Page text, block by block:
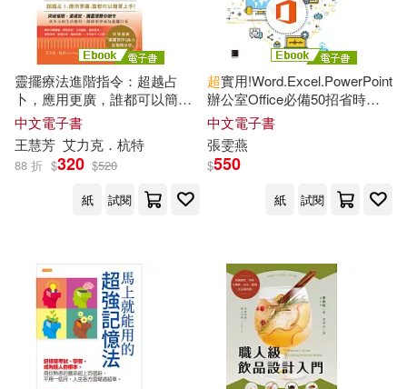
三輪裕範(2)
中國銀行間市場交易商協會(2)
中華會計網校編著(2)
何曉宇（主編）(2)
全國數學教師會國小數學辭典團隊
全國電腦等級考試命題研究中心 等
恆兆(3)
方言文化(3)
東南大學出版社(3) 東立(3)
沐燁文化(3) 清文華泉(3)
蔚藍文化(3)
親子天下(3)
電子科技大學出版社(3)
靈擺療法進階指令：超越占
卜，應用更廣，誰都可以簡單
上手! (電子書)
中文電子書
王慧芳 艾力克．杭特
88 折 $320 $520
紙
試閱
超實用!Word.Excel.PowerPoint
辦公室Office必備50招省時技
[2016/2019/2021](ChatGPT加
強版) (電子書)
中文電子書
張雯燕
$550
紙 試閱